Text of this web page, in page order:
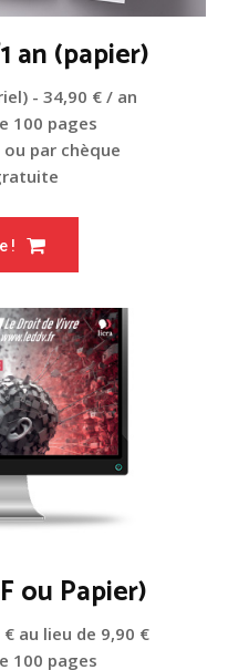
an (papier)
- 34,90 € / an
100 pages
ou par chèque
!
ou Papier)
au lieu de 9,90 €
100 pages